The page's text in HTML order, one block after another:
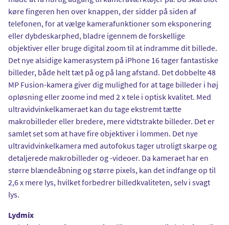
køre fingeren hen over knappen, der sidder på siden af
telefonen, for at vælge kamerafunktioner som eksponering
eller dybdeskarphed, bladre igennem de forskellige
objektiver eller bruge digital zoom til at indramme dit billede.
Det nye alsidige kamerasystem på iPhone 16 tager fantastiske
billeder, både helt tæt på og på lang afstand. Det dobbelte 48
MP Fusion-kamera giver dig mulighed for at tage billeder i høj
opløsning eller zoome ind med 2 x tele i optisk kvalitet. Med
ultravidvinkelkameraet kan du tage ekstremt tætte
makrobilleder eller bredere, mere vidtstrakte billeder. Det er
samlet set som at have fire objektiver i lommen. Det nye
ultravidvinkelkamera med autofokus tager utroligt skarpe og
detaljerede makrobilleder og -videoer. Da kameraet har en
større blændeåbning og større pixels, kan det indfange op til
2,6 x mere lys, hvilket forbedrer billedkvaliteten, selv i svagt
lys.
Lydmix